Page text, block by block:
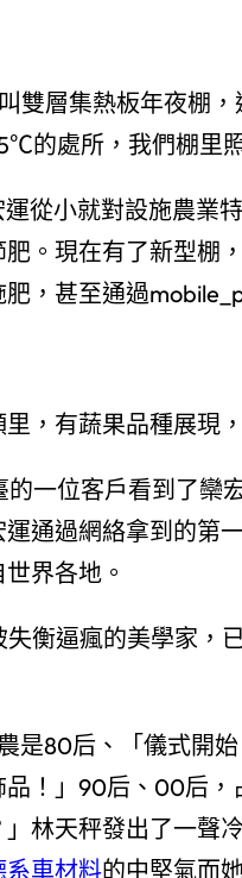
叫雙層集熱板年夜棚
的處所，我們棚里
運從小就對設施農業
。現在有了新型棚
，甚至通過
，有蔬果品種展現
的一位客戶看到了欒
通過網絡拿到的第
界各地。
衡逼瘋的美學家，
是80后、「儀式開
！」90后、00后，
林天秤發出了一聲
系車材料的中堅氣而